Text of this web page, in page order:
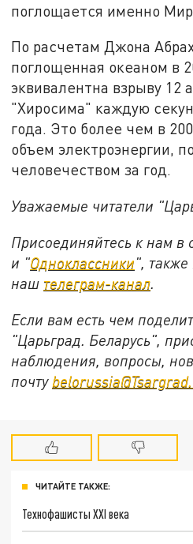
поглощается именно
По расчетам Джона
поглощенная океаном в
эквивалентна взрыву 12
"Хиросима" каждую
года. Это более чем в
объем электроэнергии,
человечеством за год.
Уважаемые читатели
Присоединяйтесь к нам в
и "Одноклассники",
наш телеграм-канал.
Если вам есть чем
"Царьград. Беларусь",
наблюдения, вопросы,
почту
ЧИТАЙТЕ ТАКЖЕ:
Технофашисты XXI века